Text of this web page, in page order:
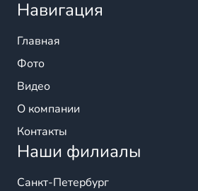
Навигация
Главная
Фото
Видео
О компании
Контакты
Наши филиалы
Санкт-Петербург